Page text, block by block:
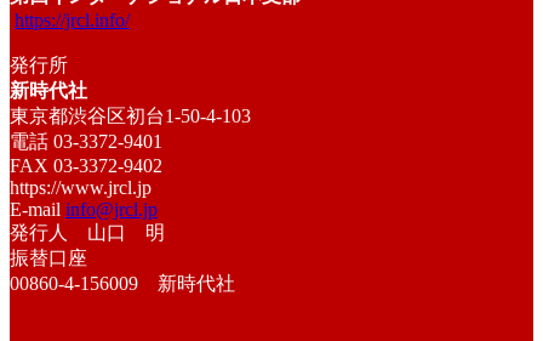
https://jrcl.info/
発行所
新時代社
東京都渋谷区初台1-50-4-103
電話 03-3372-9401
FAX 03-3372-9402
https://www.jrcl.jp
E-mail info@jrcl.jp
発行人 山口 明
振替口座
00860-4-156009 新時代社